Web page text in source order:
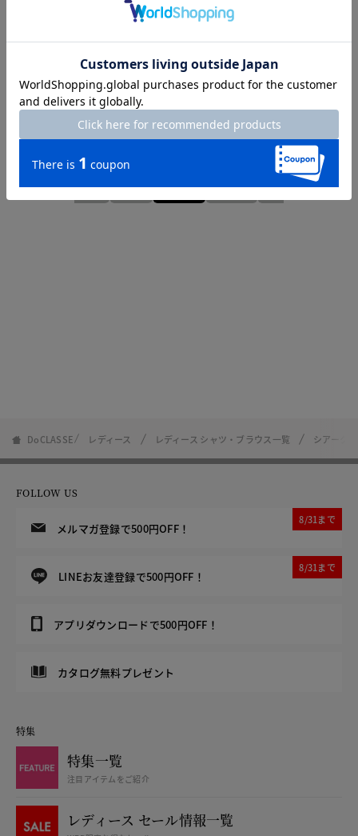
Length 72cm
7号 9号 11号 13号 15号
DoCLASSE レディース レディース シャツ・ブラウス一覧 シアーク
FOLLOW US
メルマガ登録で500円OFF！
8/31まで
LINEお友達登録で500円OFF！
8/31まで
アプリダウンロードで500円OFF！
カタログ無料プレゼント
特集
特集一覧
注目アイテムをご紹介
レディース セール情報一覧